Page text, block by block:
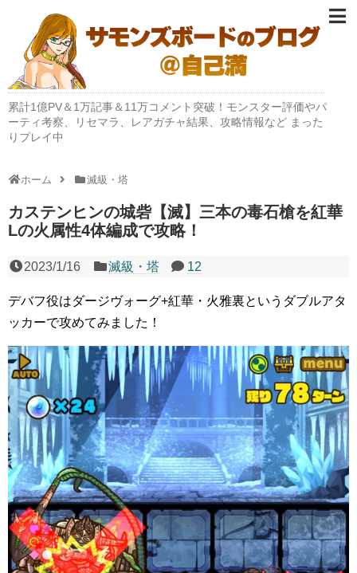
累計1億PV＆1万記事＆11万コメント突破！モンスター評価やパ
ーティ考察、リセマラ、レアガチャ結果、攻略情報など まった
りプレイ中
ホーム 滅級・塔
カステンヒンの城砦【滅】三本の毒石槍を紅華
Lの火属性4体編成で攻略！
2023/1/16 滅級・塔 12
デバフ役はダージヴォーグ+紅華・火雅裏というダブルアタ
ッカーで攻めてみました！